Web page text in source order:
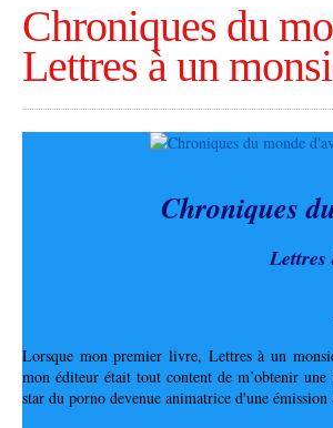
Chroniques du
Lettres à un
Chroniques
Lettres
Lorsque mon premier livre, Lettres à un
mon éditeur était tout content de m’obtenir
star du porno devenue animatrice d'une